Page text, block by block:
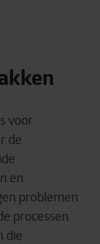
voor
de
en
problemen
processen
die